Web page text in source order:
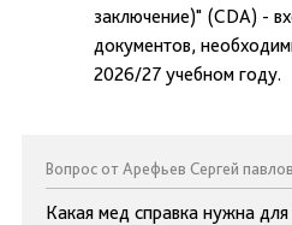
заключение)" (CDA) -
документов,
2026/27 учебном году.
Вопрос от Арефьев Сергей
Какая мед справка нужна